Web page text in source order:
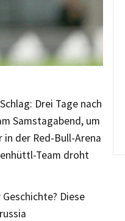
Drei Tage nach
Samstagabend, um
in der Red-Bull-Arena
Team droht
Diese